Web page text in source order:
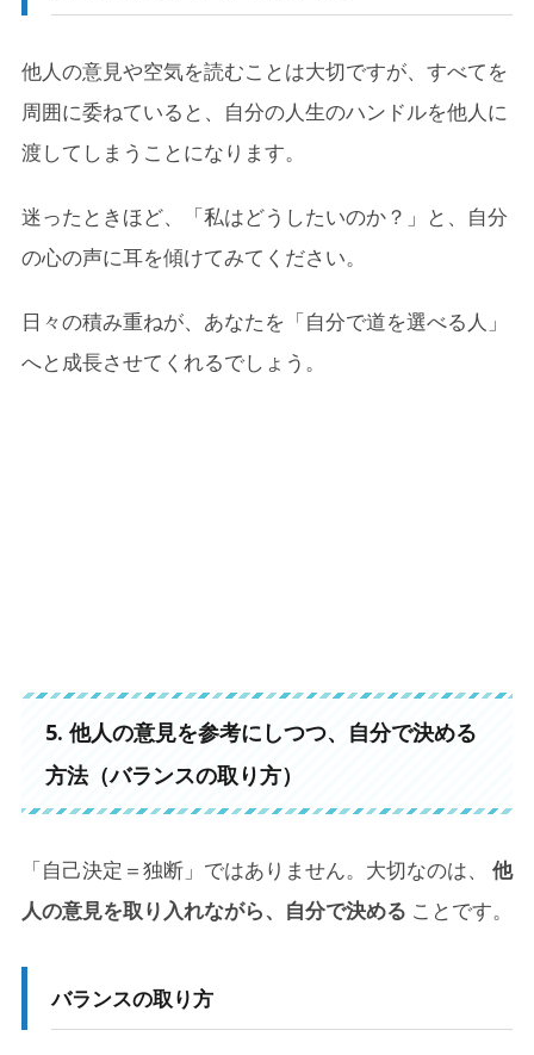
他人の意見や空気を読むことは大切ですが、すべてを
周囲に委ねていると、自分の人生のハンドルを他人に
渡してしまうことになります。
迷ったときほど、「私はどうしたいのか？」と、自分
の心の声に耳を傾けてみてください。
日々の積み重ねが、あなたを「自分で道を選べる人」
へと成長させてくれるでしょう。
5. 他人の意見を参考にしつつ、自分で決める
方法（バランスの取り方）
「自己決定＝独断」ではありません。大切なのは、 他
人の意見を取り入れながら、自分で決める ことです。
バランスの取り方